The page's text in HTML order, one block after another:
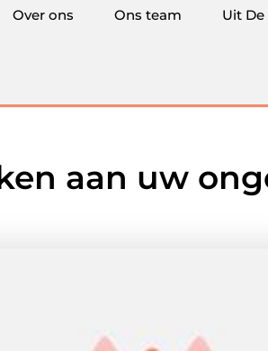
Over ons Ons team Uit De
aan uw